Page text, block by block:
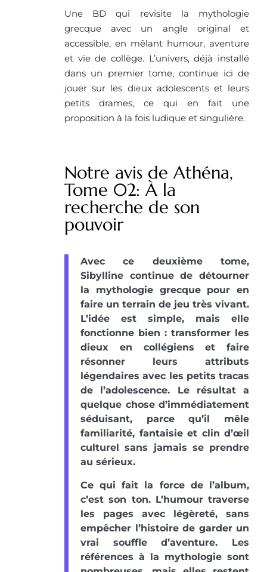
Une BD qui revisite la mythologie
grecque avec un angle original et
accessible, en mêlant humour, aventure
et vie de collège. L’univers, déjà installé
dans un premier tome, continue ici de
jouer sur les dieux adolescents et leurs
petits drames, ce qui en fait une
proposition à la fois ludique et singulière.
Notre avis de Athéna,
Tome 02: À la
recherche de son
pouvoir
Avec ce deuxième tome,
Sibylline continue de détourner
la mythologie grecque pour en
faire un terrain de jeu très vivant.
L’idée est simple, mais elle
fonctionne bien : transformer les
dieux en collégiens et faire
résonner leurs attributs
légendaires avec les petits tracas
de l’adolescence. Le résultat a
quelque chose d’immédiatement
séduisant, parce qu’il mêle
familiarité, fantaisie et clin d’œil
culturel sans jamais se prendre
au sérieux.
Ce qui fait la force de l’album,
c’est son ton. L’humour traverse
les pages avec légèreté, sans
empêcher l’histoire de garder un
vrai souffle d’aventure. Les
références à la mythologie sont